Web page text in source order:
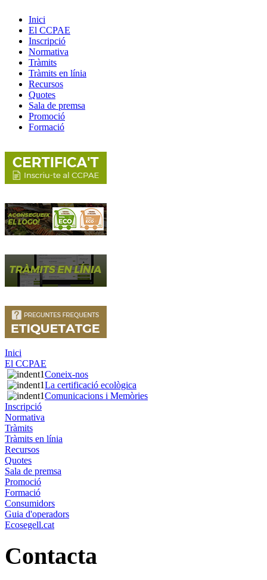
Inici
El CCPAE
Inscripció
Normativa
Tràmits
Tràmits en línia
Recursos
Quotes
Sala de premsa
Promoció
Formació
Inici
El CCPAE
Coneix-nos
La certificació ecològica
Comunicacions i Memòries
Inscripció
Normativa
Tràmits
Tràmits en línia
Recursos
Quotes
Sala de premsa
Promoció
Formació
Consumidors
Guia d'operadors
Ecosegell.cat
Contacta